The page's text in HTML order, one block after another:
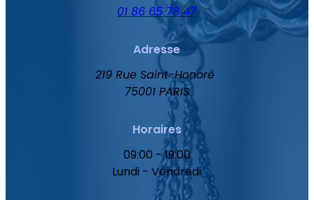
01 86 65 78 47
Adresse
219 Rue Saint-Honoré
75001 PARIS
Horaires
09:00 - 19:00
Lundi - Vendredi